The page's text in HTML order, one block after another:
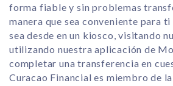
forma fiable y sin problemas
manera que sea conveniente para
sea desde en un kiosco, visitando
utilizando nuestra aplicación de
completar una transferencia en
Curacao Financial es miembro de